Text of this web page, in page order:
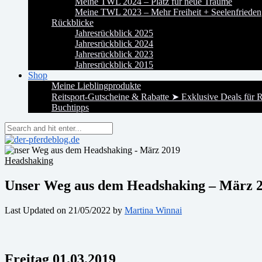
Meine TWL 2023 – Mehr Freiheit + Seelenfrieden
Rückblicke
Jahresrückblick 2025
Jahresrückblick 2024
Jahresrückblick 2023
Jahresrückblick 2015
Shop
Meine Lieblingprodukte
Reitsport-Gutscheine & Rabatte ➤ Exklusive Deals für
Buchtipps
Headshaking
Unser Weg aus dem Headshaking – März
Last Updated on 21/05/2022 by Martina Winnai
Freitag 01.03.2019